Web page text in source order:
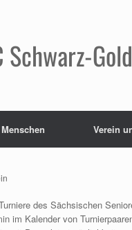
Schwarz-
Menschen Verein
des Sächsischen
im Kalender von